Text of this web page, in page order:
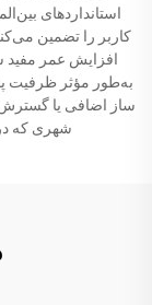
استانداردهای
کاربر را تضمین
افزایش عمر مفید
به‌طور مؤثر ظرفیت
ساز اضافی یا گسترش
شهری که